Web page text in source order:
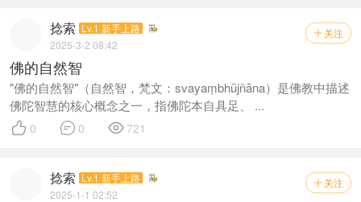
 关注
捻索 Lv.1 新手上路
2025-3-2 08:42
佛的自然智
"佛的自然智"（自然智，梵文：svayaṃbhūjñāna）是佛教中描述
佛陀智慧的核心概念之一，指佛陀本自具足、 ...
 0  0  721
 关注
捻索 Lv.1 新手上路
2025-1-1 02:52